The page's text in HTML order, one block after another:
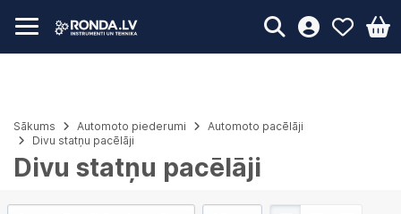
Sākums Automoto piederumi
Automoto pacēlāji
Divu statņu pacēlāji
Divu statņu pacēlāji